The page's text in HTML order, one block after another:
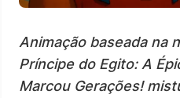
Animação baseada na
Príncipe do Egito: A
Marcou Gerações!